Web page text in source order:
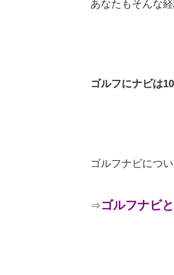
あなたもそんな
ゴルフにナビは
ゴルフナビにつ
⇒ゴルフナビ